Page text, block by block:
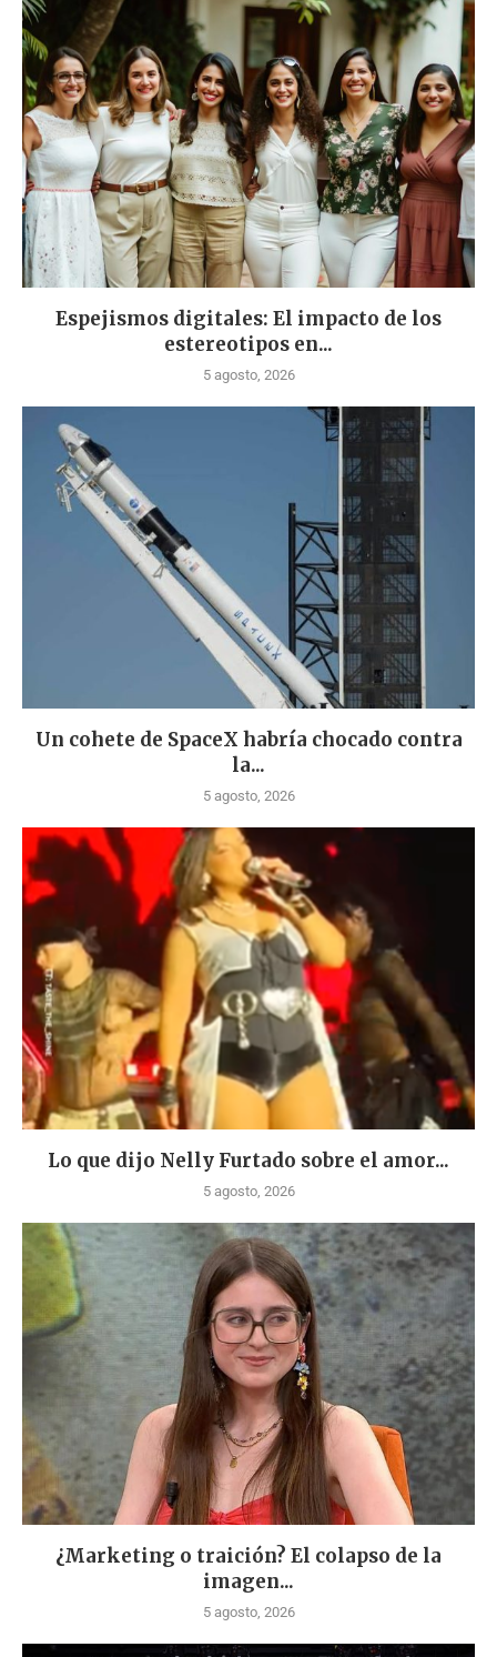
Espejismos digitales: El impacto de los
estereotipos en...
5 agosto, 2026
Un cohete de SpaceX habría chocado contra
la...
5 agosto, 2026
Lo que dijo Nelly Furtado sobre el amor...
5 agosto, 2026
¿Marketing o traición? El colapso de la
imagen...
5 agosto, 2026